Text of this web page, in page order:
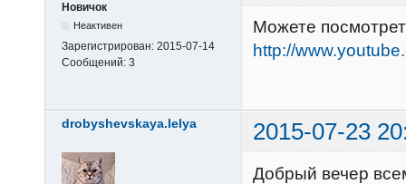
Новичок
Неактивен
Зарегистрирован: 2015-07-14
Сообщений: 3
Можете
http://
drobyshevskaya.lelya 2015-07-23
Добрый вечер